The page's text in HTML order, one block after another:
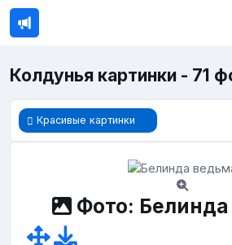
Колдунья картинки - 71
Красивые картинки
Фото: